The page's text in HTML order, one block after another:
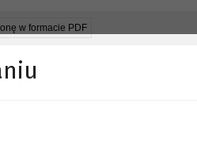
w formacie PDF